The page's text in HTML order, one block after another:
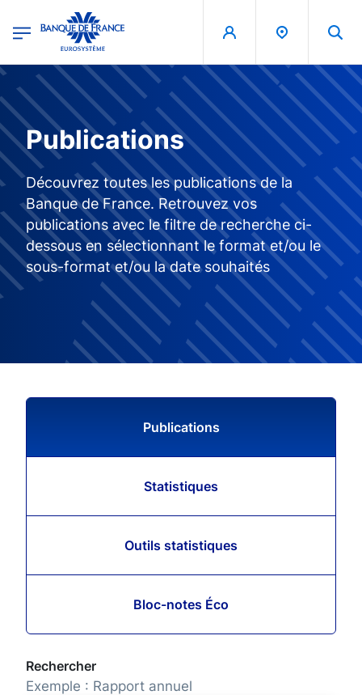
Banque de France - Menu Principal
Publications
Découvrez toutes les publications de la
Banque de France. Retrouvez vos
publications avec le filtre de recherche ci-
dessous en sélectionnant le format et/ou le
sous-format et/ou la date souhaités
Publications
Statistiques
Outils statistiques
Bloc-notes Éco
Rechercher
Exemple : Rapport annuel